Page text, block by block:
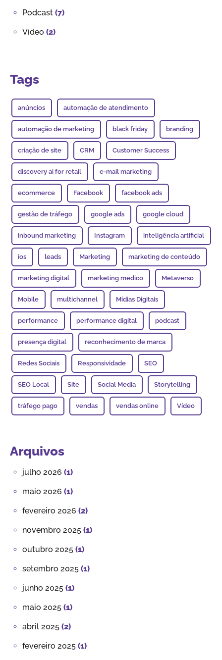
Podcast (7)
Vídeo (2)
Tags
anúncios automação de atendimento
automação de marketing black friday branding
criação de site CRM Customer Success
discovery ai for retail e-mail marketing
ecommerce Facebook facebook ads
gestão de tráfego google ads google cloud
inbound marketing Instagram inteligência artificial
ios leads Marketing marketing de conteúdo
marketing digital marketing medico Metaverso
Mobile multichannel Mídias Digitais
performance performance digital podcast
presença digital reconhecimento de marca
Redes Sociais Responsividade SEO
SEO Local Site Social Media Storytelling
tráfego pago vendas vendas online Vídeo
Arquivos
julho 2026 (1)
maio 2026 (1)
fevereiro 2026 (2)
novembro 2025 (1)
outubro 2025 (1)
setembro 2025 (1)
junho 2025 (1)
maio 2025 (1)
abril 2025 (2)
fevereiro 2025 (1)